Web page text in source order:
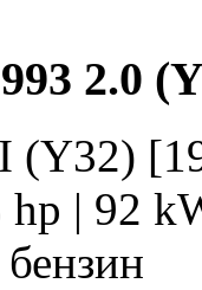
2.0
(Y32)
hp | 92